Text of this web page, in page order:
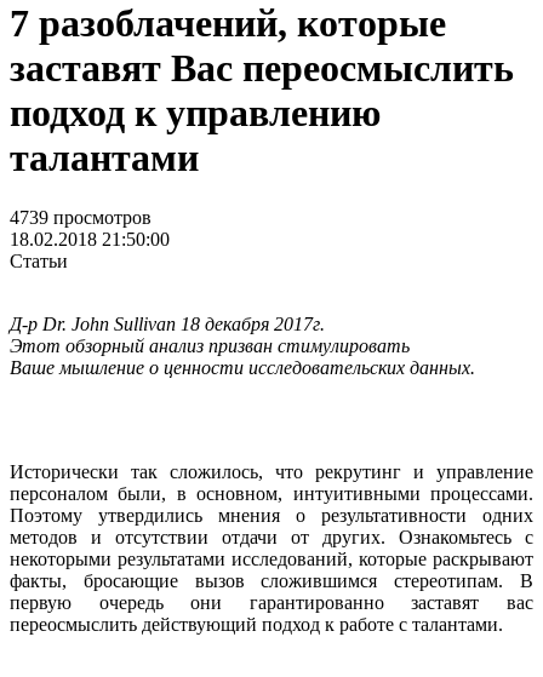
7 разоблачений, которые
заставят Вас переосмыслить
подход к управлению
талантами
4739 просмотров
18.02.2018 21:50:00
Статьи
Д-р Dr. John Sullivan 18 декабря 2017г.
Этот обзорный анализ призван стимулировать
Ваше мышление о ценности исследовательских данных.
Исторически так сложилось, что рекрутинг и управление
персоналом были, в основном, интуитивными процессами.
Поэтому утвердились мнения о результативности одних
методов и отсутствии отдачи от других. Ознакомьтесь с
некоторыми результатами исследований, которые раскрывают
факты, бросающие вызов сложившимся стереотипам. В
первую очередь они гарантированно заставят вас
переосмыслить действующий подход к работе с талантами.